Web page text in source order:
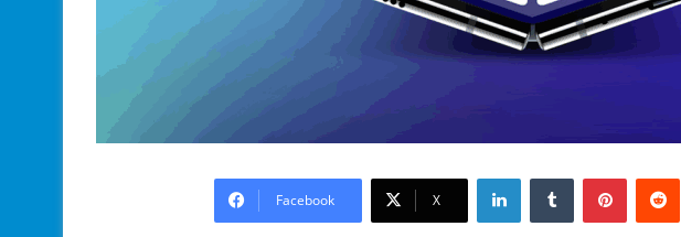
Facebook X
LinkedInTumblr Pinterest